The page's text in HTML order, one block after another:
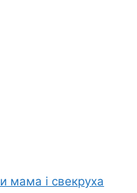
мама і свекруха